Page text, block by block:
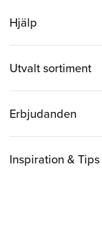
Hjälp
Utvalt sortiment
Erbjudanden
Inspiration & Tips